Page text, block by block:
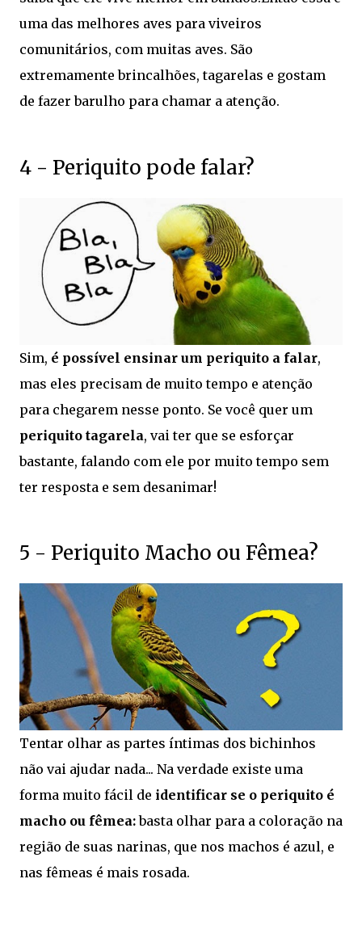
uma das melhores aves para viveiros
comunitários, com muitas aves. São
extremamente brincalhões, tagarelas e gostam
de fazer barulho para chamar a atenção.
4 - Periquito pode falar?
Sim, é possível ensinar um periquito a falar,
mas eles precisam de muito tempo e atenção
para chegarem nesse ponto. Se você quer um
periquito tagarela, vai ter que se esforçar
bastante, falando com ele por muito tempo sem
ter resposta e sem desanimar!
5 - Periquito Macho ou Fêmea?
Tentar olhar as partes íntimas dos bichinhos
não vai ajudar nada... Na verdade existe uma
forma muito fácil de identificar se o periquito é
macho ou fêmea:basta olhar para a coloração na
região de suas narinas, que nos machos é azul, e
nas fêmeas é mais rosada.